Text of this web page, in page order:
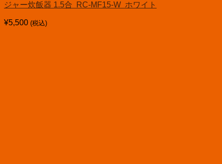
ジャー炊飯器 1.5合 RC-MF15-W ホワイト
¥5,500 (税込)